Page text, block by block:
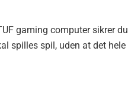
gaming computer sikrer du
spilles spil, uden at det hele